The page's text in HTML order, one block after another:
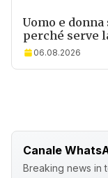
Uomo e
perché serve
06.08.2026
Canale
Breaking news in